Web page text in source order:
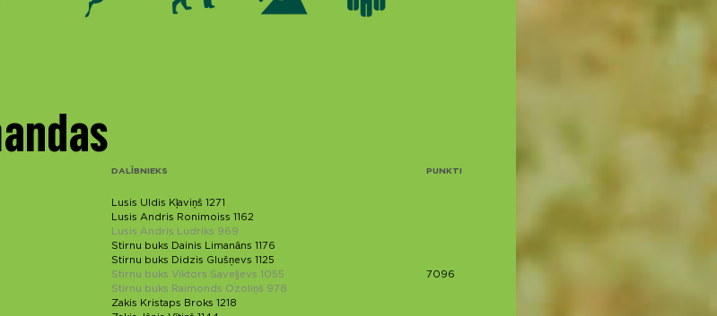
DALĪBNIEKS PUNKTI
Lusis Uldis Kļaviņš 1271
Lusis Andris Ronimoiss 1162
Lusis Andris Ludriks 969
Stirnu buks Dainis Limanāns 1176
Stirnu buks Didzis Glušņevs 1125
Stirnu buks Viktors Saveļjevs 1055
Stirnu buks Raimonds Ozoliņš 978
Zakis Kristaps Broks 1218
7096